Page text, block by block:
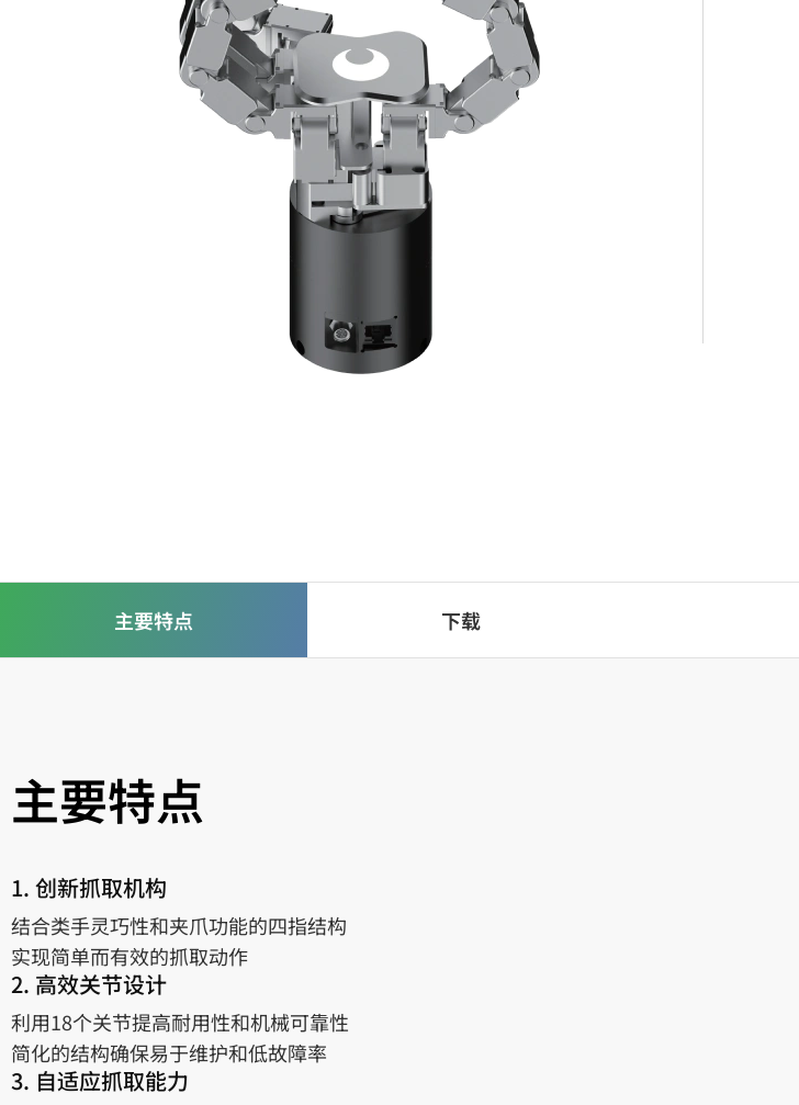
主要特点 下载
主要特点
1. 创新抓取机构
结合类手灵巧性和夹爪功能的四指结构
实现简单而有效的抓取动作
2. 高效关节设计
利用18个关节提高耐用性和机械可靠性
简化的结构确保易于维护和低故障率
3. 自适应抓取能力